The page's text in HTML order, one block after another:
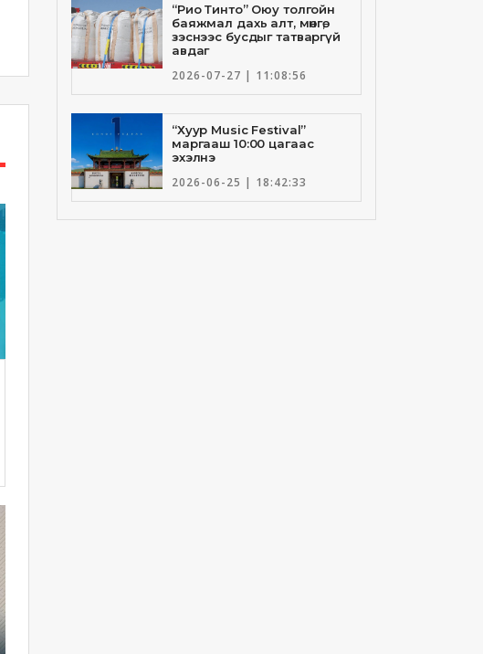
“Рио Тинто” Оюу толгойн
баяжмал дахь алт, мөнгө,
зэснээс бусдыг татваргүй
авдаг
2026-07-27 | 11:08:56
“Хуур Music Festival”
маргааш 10:00 цагаас
эхэлнэ
2026-06-25 | 18:42:33